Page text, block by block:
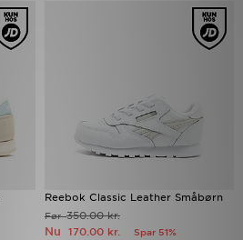
Reebok Classic Leather Småbørn
Før350.00 kr.
Nu 170.00 kr. Spar 51%